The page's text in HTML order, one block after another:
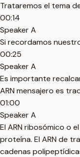
Trataremos el tema
00:14
Speaker A
Si recordamos
00:25
Speaker A
Es importante
ARN mensajero es
01:00
Speaker A
El ARN ribosómico o
proteína. El ARN de
cadenas